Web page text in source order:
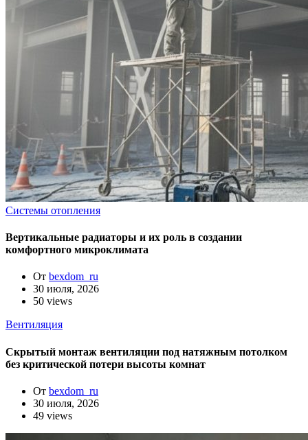
Системы отопления
Вертикальные радиаторы и их роль в создании
комфортного микроклимата
От bexdom_ru
30 июля, 2026
50 views
Вентиляция
Скрытый монтаж вентиляции под натяжным потолком
без критической потери высоты комнат
От bexdom_ru
30 июля, 2026
49 views